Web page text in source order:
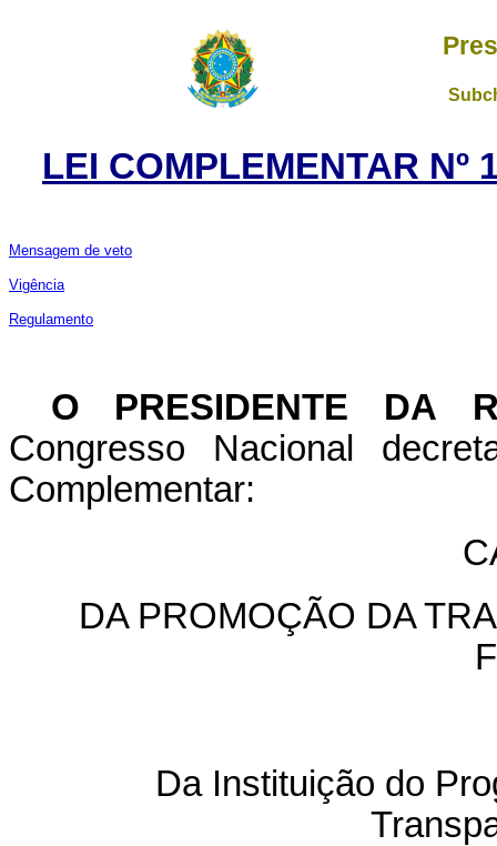
LEI COMPLEMENTAR Nº
Mensagem de veto
Vigência
Regulamento
O PRESIDENTE DA
Congresso Nacional
Complementar:
DA PROMOÇÃO DA
Da Instituição do